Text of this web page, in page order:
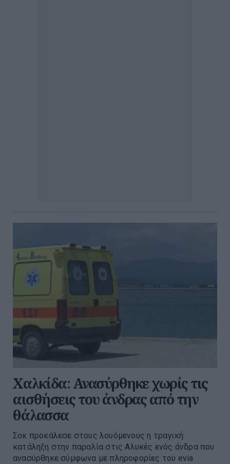
Χαλκίδα: Ανασύρθηκε χωρίς τις
αισθήσεις του άνδρας από την
θάλασσα
Σοκ προκάλεσε στους λουόμενους η τραγική
κατάληξη στην παραλία στις Αλυκές ενός άνδρα που
ανασύρθηκε σύμφωνα με πληροφορίες του evia